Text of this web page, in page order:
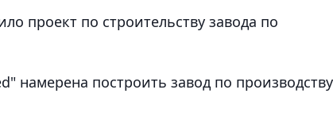
проект по строительству завода по
намерена построить завод по производству